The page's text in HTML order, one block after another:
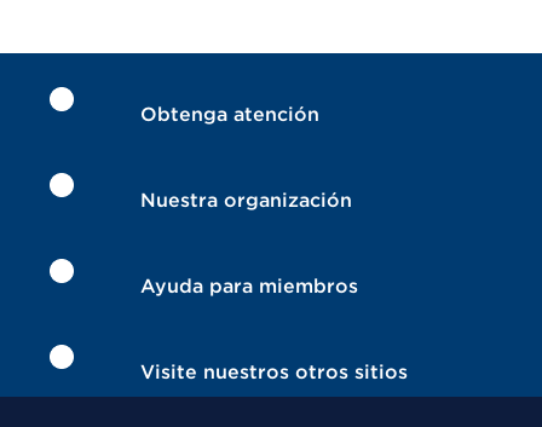
Obtenga atención
Nuestra organización
Ayuda para miembros
Visite nuestros otros sitios